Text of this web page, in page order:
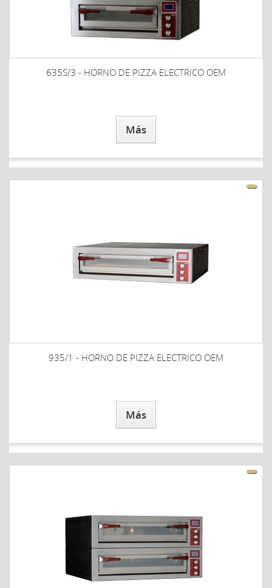
635S/3 - HORNO DE PIZZA ELECTRICO OEM
Más
935/1 - HORNO DE PIZZA ELECTRICO OEM
Más